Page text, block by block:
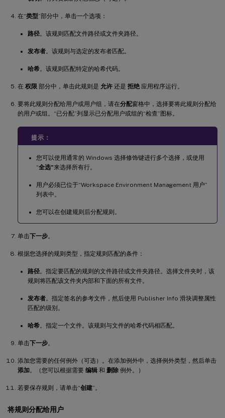
在“类型”部分中，单击一个选项：
路径。该规则匹配文件路径或文件夹路径。
发布者。该规则与选定的发布者匹配。
哈希。该规则匹配特定的哈希代码。
在 权限 部分中，单击此规则是 允许 还是 拒绝 应用程序运行。
要将此规则分配给用户或用户组，请在分配窗格中，选择要将此规则分配给
的用户或组。“已分配”列显示已分配用户或组的“检查”图标。
提示：
您可以使用通常的 Windows 选择修饰键进行多个选择，或使用
“全选”来选择所有行。
用户必须已位于“Workspace Environment Management 用户”
列表中。
您可以在创建规则后分配规则。
单击下一步。
根据您选择的规则类型，指定规则匹配的条件：
路径。指定要匹配的规则的文件路径或文件夹路径。选择文件夹时，该
规则将匹配该文件夹内部和下面的所有文件。
发布者。指定签名的参考文件，然后使用 Publisher Info 滑块调整属性
匹配的级别。
哈希。指定一个文件。该规则与文件的哈希代码相匹配。
单击下一步。
添加您需要的任何例外（可选）。在添加例外中，选择例外类型，然后单击
添加。（您可以根据需要 编辑 和 删除 例外。）
若要保存规则，请单击“创建”。
将规则分配给用户